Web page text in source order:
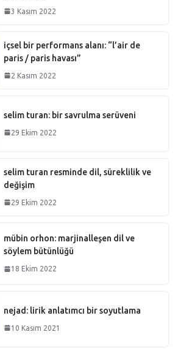
3 Kasım 2022
içsel bir performans alanı: “l’air de
paris / paris havası”
2 Kasım 2022
selim turan: bir savrulma serüveni
29 Ekim 2022
selim turan resminde dil, süreklilik ve
değişim
29 Ekim 2022
mübin orhon: marjinalleşen dil ve
söylem bütünlüğü
18 Ekim 2022
nejad: lirik anlatımcı bir soyutlama
10 Kasım 2021